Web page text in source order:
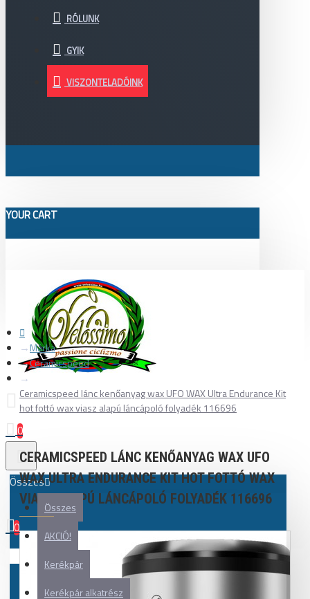
RÓLUNK
GYIK
VISZONTELADÓINK
YOUR CART
0
Összes
Összes
AKCIÓ!
Kerékpár
Kerékpár alkatrész
0
Márka
Ceramicspeed
Ceramicspeed lánc kenőanyag wax UFO WAX Ultra Endurance Kit
hot fottó wax viasz alapú láncápoló folyadék 116696
CERAMICSPEED LÁNC KENŐANYAG WAX UFO
WAX ULTRA ENDURANCE KIT HOT FOTTÓ WAX
VIASZ ALAPÚ LÁNCÁPOLÓ FOLYADÉK 116696